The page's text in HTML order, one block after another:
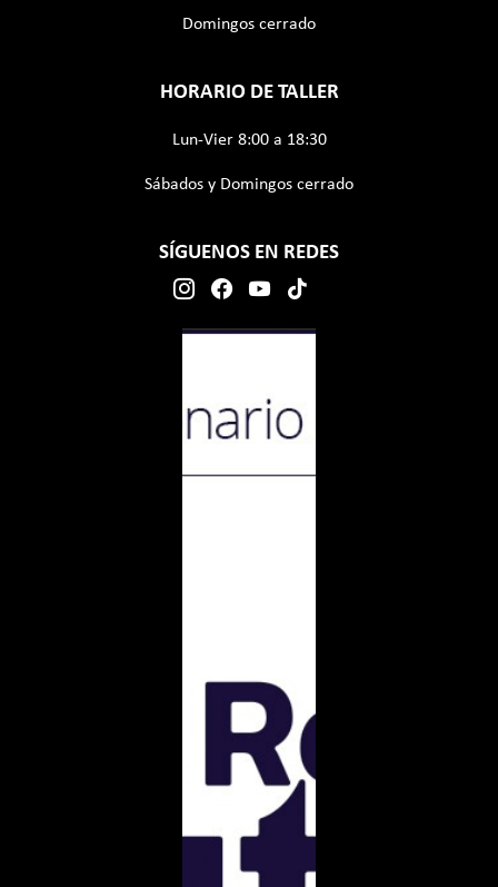
Domingos cerrado
HORARIO DE TALLER
Lun-Vier 8:00 a 18:30
Sábados y Domingos cerrado
SÍGUENOS EN REDES